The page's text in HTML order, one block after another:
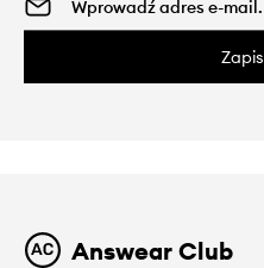
Answear Club